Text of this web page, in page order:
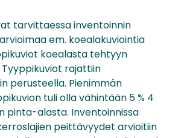
tarvittaessa inventoinnin
em. koealakuviointia
koealasta tehtyyn
rajattiin
perusteella. Pienimmän
tuli olla vähintään 5 % 4
pinta-alasta. Inventoinnissa
peittävyydet arvioitiin